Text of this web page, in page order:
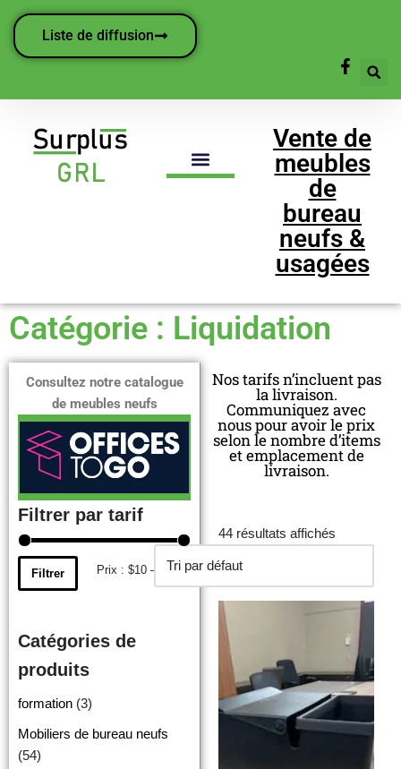
Liste de diffusion
Vente de
meubles
de
bureau
neufs &
usagées
Catégorie : Liquidation
Consultez notre catalogue
de meubles neufs
Filtrer par tarif
Filtrer Prix :$10 — $450
Catégories de
produits
formation (3)
Mobiliers de bureau neufs
(54)
Nos tarifs n’incluent pas
la livraison.
Communiquez avec
nous pour avoir le prix
selon le nombre d’items
et emplacement de
livraison.
44 résultats affichés